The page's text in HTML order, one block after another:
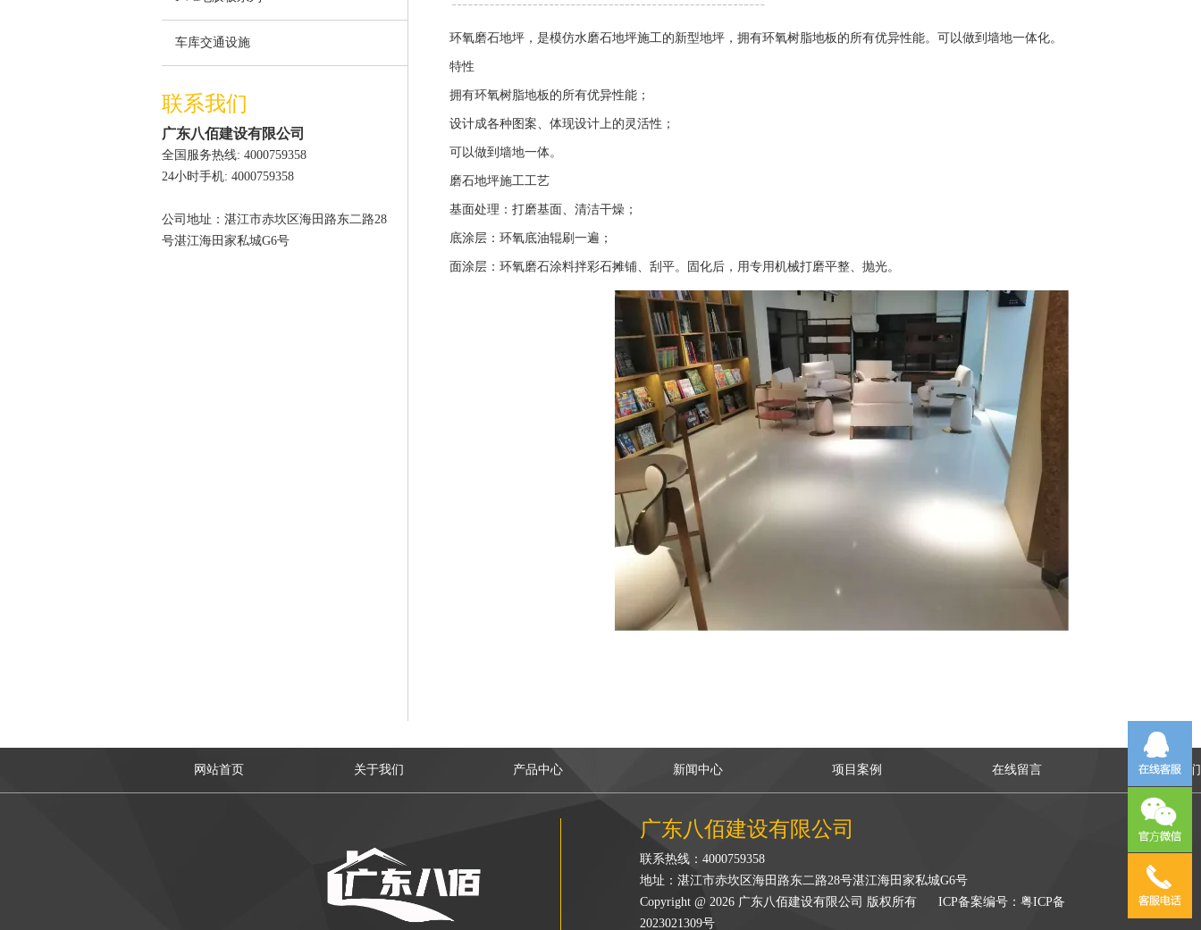
车库交通设施
联系我们
广东八佰建设有限公司
全国服务热线: 4000759358
24小时手机: 4000759358
公司地址：湛江市赤坎区海田路东二路28
号湛江海田家私城G6号
环氧磨石地坪，是模仿水磨石地坪施工的新型地坪，拥有环氧树脂地板的所有优异性能。可以做到墙地一体化。
特性
拥有环氧树脂地板的所有优异性能；
设计成各种图案、体现设计上的灵活性；
可以做到墙地一体。
磨石地坪施工工艺
基面处理：打磨基面、清洁干燥；
底涂层：环氧底油辊刷一遍；
面涂层：环氧磨石涂料拌彩石摊铺、刮平。固化后，用专用机械打磨平整、抛光。
网站首页 关于我们 产品中心 新闻中心 项目案例 在线留言 联系我们
广东八佰建设有限公司
联系热线：4000759358
地址：湛江市赤坎区海田路东二路28号湛江海田家私城G6号
Copyright @ 2026 广东八佰建设有限公司 版权所有 ICP备案编号：粤ICP备
2023021309号